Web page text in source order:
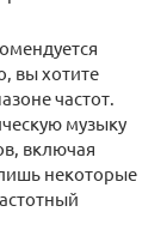
вы хотите
частот.
музыку
включая
некоторые